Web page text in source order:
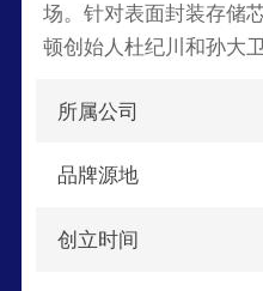
场。针对表面封装存储
顿创始人杜纪川和孙大
内存行业最广泛、最严
立以来不断树立行业质
零售商和OEM客户。
所属公司
品牌源地
创立时间